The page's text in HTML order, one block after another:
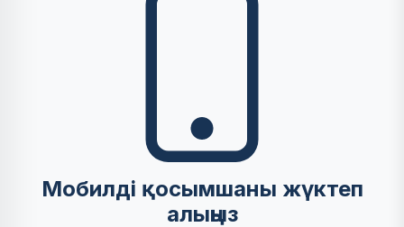
Мобилді қосымшаны жүктеп
алыңыз